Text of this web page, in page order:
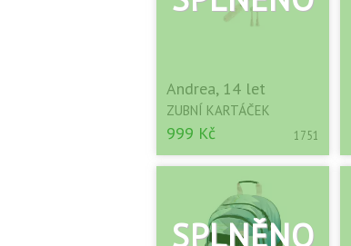
Andrea, 14 let
ZUBNÍ KARTÁČEK
999 Kč 1751